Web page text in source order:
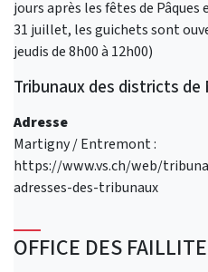
jours après les fêtes de Pâques
31 juillet, les guichets sont
jeudis de 8h00 à 12h00)
Tribunaux des districts
Adresse
Martigny / Entremont :
https://www.vs.ch/web/
adresses-des-tribunaux
OFFICE DES